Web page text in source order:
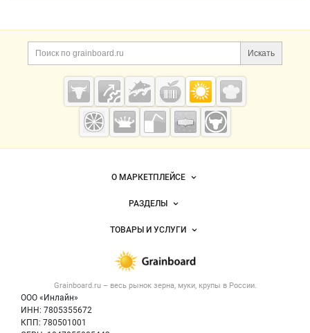
Дополнительная информация
Поиск по сайту и
Искать
Cсылки на полезные проекты
Grainboard.ru
— зерно и
мука
Важные разделы и контакты
Grainboard.ru – весь рынок зерна, муки, крупы в России.
ООО «Инлайн»
ИНН: 7805355672
КПП: 780501001
Навигация по сайтуО МАРКЕТПЛЕЙСЕ
Новости Grainboard.ru
Размещение рекламы
Публичная оферта
Контактная информация
Политика обработки персональных данных
РАЗДЕЛЫ
Объявления
Новости рынка
ТОВАРЫ И УСЛУГИ
Крупы
Мука